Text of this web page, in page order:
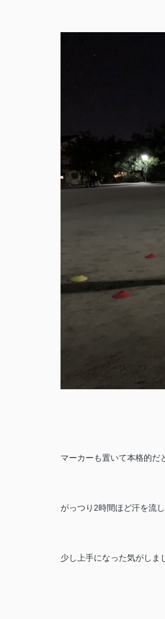
マーカーも置いて本格的だ
がっつり2時間ほど汗を流
少し上手になった気がしま